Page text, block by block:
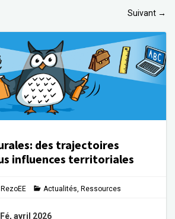
Suivant →
des trajectoires
influences territoriales
RezoEE Actualités, Ressources
avril 2026